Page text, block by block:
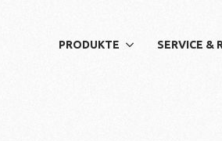
PRODUKTE SERVICE &